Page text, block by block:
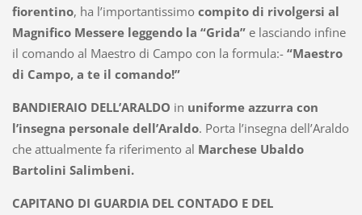
fiorentino, ha l’importantissimo compito di rivolgersi al
Magnifico Messere leggendo la “Grida”e lasciando infine
il comando al Maestro di Campo con la formula:- “Maestro
di Campo, a te il comando!”
BANDIERAIO DELL’ARALDO in uniforme azzurra con
l’insegna personale dell’Araldo. Porta l’insegna dell’Araldo
che attualmente fa riferimento al Marchese Ubaldo
Bartolini Salimbeni.
CAPITANO DI GUARDIA DEL CONTADO E DEL